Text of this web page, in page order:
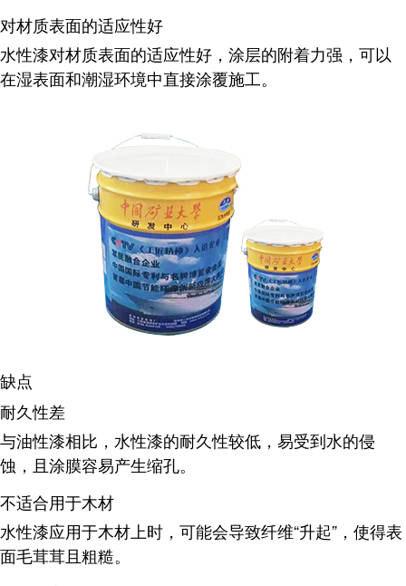
对材质表面的适应性好
水性漆对材质表面的适应性好，涂层的附着力强，可以
在湿表面和潮湿环境中直接涂覆施工。
缺点
耐久性差
与油性漆相比，水性漆的耐久性较低，易受到水的侵
蚀，且涂膜容易产生缩孔。
不适合用于木材
水性漆应用于木材上时，可能会导致纤维“升起”，使得表
面毛茸茸且粗糙。